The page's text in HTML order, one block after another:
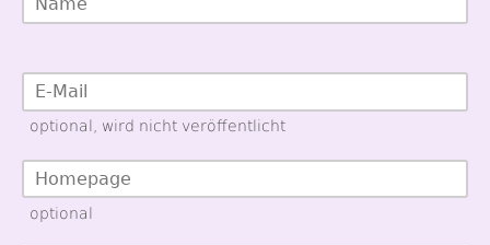
optional, wird nicht veröffentlicht
optional